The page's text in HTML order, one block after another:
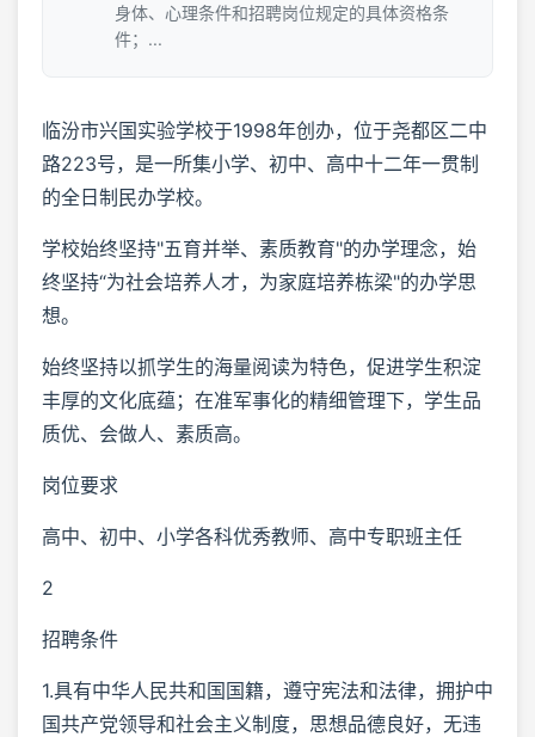
身体、心理条件和招聘岗位规定的具体资格条
件；...
临汾市兴国实验学校于1998年创办，位于尧都区二中
路223号，是一所集小学、初中、高中十二年一贯制
的全日制民办学校。
学校始终坚持"五育并举、素质教育"的办学理念，始
终坚持“为社会培养人才，为家庭培养栋梁"的办学思
想。
始终坚持以抓学生的海量阅读为特色，促进学生积淀
丰厚的文化底蕴；在准军事化的精细管理下，学生品
质优、会做人、素质高。
岗位要求
高中、初中、小学各科优秀教师、高中专职班主任
2
招聘条件
1.具有中华人民共和国国籍，遵守宪法和法律，拥护中
国共产党领导和社会主义制度，思想品德良好，无违